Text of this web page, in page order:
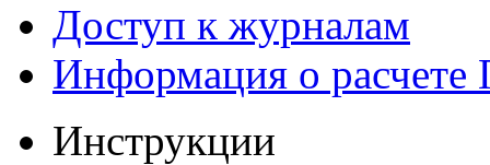
Доступ к журналам
Информация о
Инструкции